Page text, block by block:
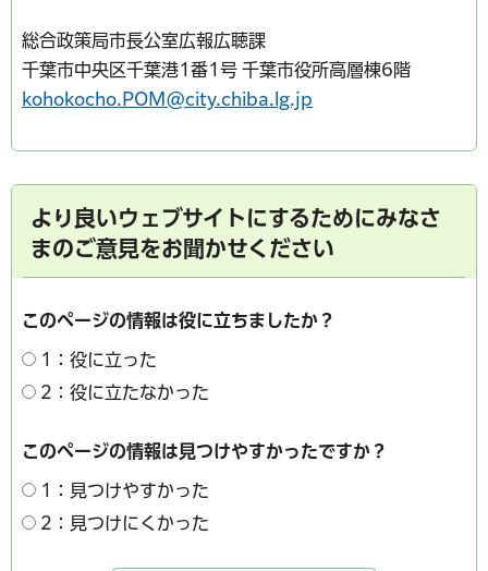
総合政策局市長公室広報広聴課
千葉市中央区千葉港1番1号 千葉市役所高層棟6階
kohokocho.POM@city.chiba.lg.jp
より良いウェブサイトにするためにみなさ
まのご意見をお聞かせください
このページの情報は役に立ちましたか？
1：役に立った
2：役に立たなかった
このページの情報は見つけやすかったですか？
1：見つけやすかった
2：見つけにくかった